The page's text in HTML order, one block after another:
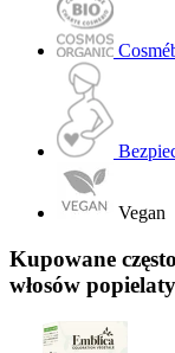
Vegan
Kupowane
włosów